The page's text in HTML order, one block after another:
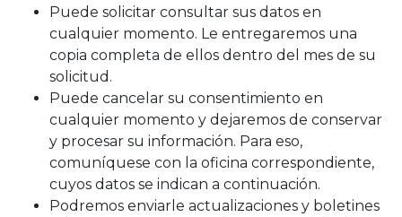
Puede solicitar consultar sus datos en
cualquier momento. Le entregaremos una
copia completa de ellos dentro del mes de su
solicitud.
Puede cancelar su consentimiento en
cualquier momento y dejaremos de conservar
y procesar su información. Para eso,
comuníquese con la oficina correspondiente,
cuyos datos se indican a continuación.
Podremos enviarle actualizaciones y boletines